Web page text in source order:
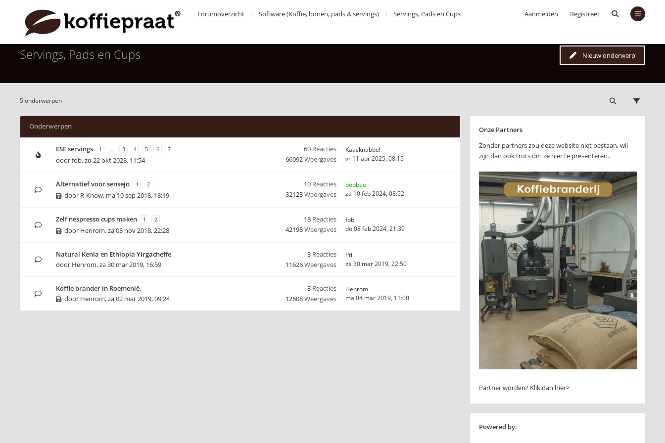
Aanmelden Registreer
Forumoverzicht Software (Koffie, bonen, pads & servings) Servings, Pads en Cups
Servings, Pads en Cups Nieuw onderwerp
5 onderwerpen
Onderwerpen
ESE servings 1 … 3 4 5 6 7
doorfob,zo 22 okt 2023, 11:54
60 Reacties
66092Weergaves
Kaasknabbel
vr 11 apr 2025, 08:15
Alternatief voor sensejo 1 2
door R-Know, ma 10 sep 2018, 18:19
10 Reacties
32123Weergaves
bobbee
za 10 feb 2024, 08:52
Zelf nespresso cups maken 1 2
door Henrom,za 03 nov 2018, 22:28
18 Reacties
42198Weergaves
fob
do 08 feb 2024, 21:39
Natural Kenia en Ethiopia Yirgacheffe
door Henrom,za 30 mar 2019, 16:59
3 Reacties
11626Weergaves
Pti
za 30 mar 2019, 22:50
Koffie brander in Roemenië.
door Henrom,za 02 mar 2019, 09:24
3 Reacties
12608Weergaves
Henrom
ma 04 mar 2019, 11:00
Onze Partners
Zonder partners zou deze website niet bestaan, wij
zijn dan ook trots om ze hier te presenteren..
Partner worden? Klik dan hier>
Powered by: